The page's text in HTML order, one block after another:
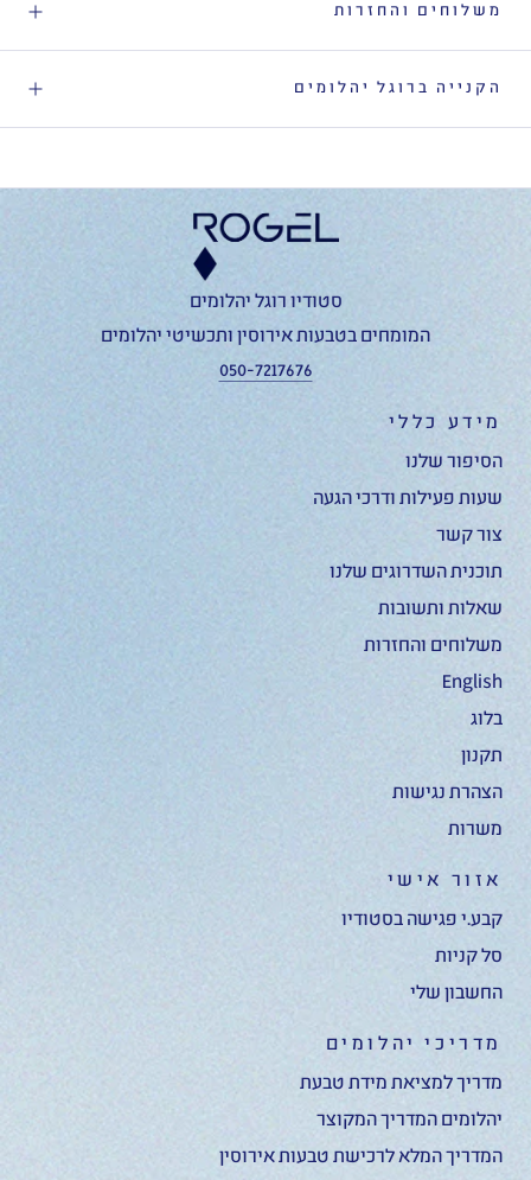
משלוחים והחזרות
הקנייה ברוגל יהלומים
סטודיו רוגל יהלומים
המומחים בטבעות אירוסין ותכשיטי יהלומים
050-7217676
מידע כללי
הסיפור שלנו
שעות פעילות ודרכי הגעה
צור קשר
תוכנית השדרוגים שלנו
שאלות ותשובות
משלוחים והחזרות
English
בלוג
תקנון
הצהרת נגישות
משרות
אזור אישי
קבע.י פגישה בסטודיו
סל קניות
החשבון שלי
מדריכי יהלומים
מדריך למציאת מידת טבעת
יהלומים המדריך המקוצר
המדריך המלא לרכישת טבעות אירוסין